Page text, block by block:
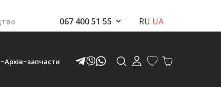
067 400 51 55 RU UA
~Архів~запчасти